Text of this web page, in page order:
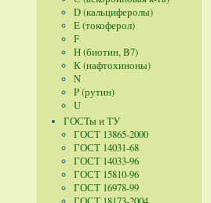
D (кальциферолы)
E (токоферол)
F
Н (биотин, B7)
К (нафтохиноны)
N
P (рутин)
U
ГОСТы и ТУ
ГОСТ 13865-2000
ГОСТ 14031-68
ГОСТ 14033-96
ГОСТ 15810-96
ГОСТ 16978-99